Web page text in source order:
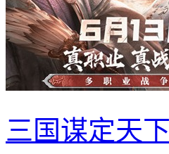
三国谋定天